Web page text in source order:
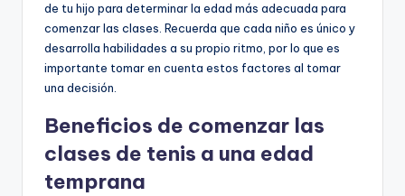
de tu hijo para determinar la edad más adecuada para
comenzar las clases. Recuerda que cada niño es único y
desarrolla habilidades a su propio ritmo, por lo que es
importante tomar en cuenta estos factores al tomar
una decisión.
Beneficios de comenzar las
clases de tenis a una edad
temprana